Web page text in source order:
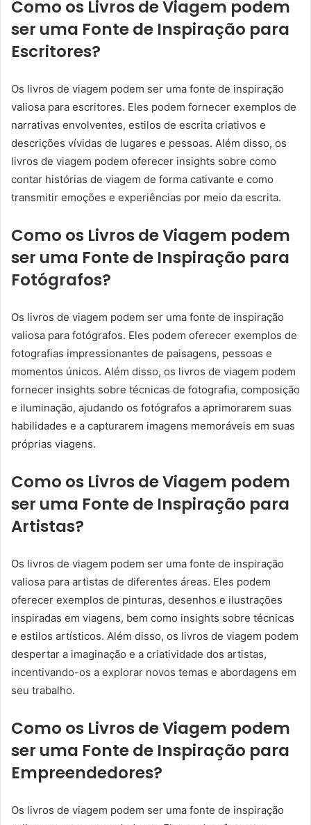
Como os Livros de Viagem podem
ser uma Fonte de Inspiração para
Escritores?
Os livros de viagem podem ser uma fonte de inspiração
valiosa para escritores. Eles podem fornecer exemplos de
narrativas envolventes, estilos de escrita criativos e
descrições vívidas de lugares e pessoas. Além disso, os
livros de viagem podem oferecer insights sobre como
contar histórias de viagem de forma cativante e como
transmitir emoções e experiências por meio da escrita.
Como os Livros de Viagem podem
ser uma Fonte de Inspiração para
Fotógrafos?
Os livros de viagem podem ser uma fonte de inspiração
valiosa para fotógrafos. Eles podem oferecer exemplos de
fotografias impressionantes de paisagens, pessoas e
momentos únicos. Além disso, os livros de viagem podem
fornecer insights sobre técnicas de fotografia, composição
e iluminação, ajudando os fotógrafos a aprimorarem suas
habilidades e a capturarem imagens memoráveis em suas
próprias viagens.
Como os Livros de Viagem podem
ser uma Fonte de Inspiração para
Artistas?
Os livros de viagem podem ser uma fonte de inspiração
valiosa para artistas de diferentes áreas. Eles podem
oferecer exemplos de pinturas, desenhos e ilustrações
inspiradas em viagens, bem como insights sobre técnicas
e estilos artísticos. Além disso, os livros de viagem podem
despertar a imaginação e a criatividade dos artistas,
incentivando-os a explorar novos temas e abordagens em
seu trabalho.
Como os Livros de Viagem podem
ser uma Fonte de Inspiração para
Empreendedores?
Os livros de viagem podem ser uma fonte de inspiração